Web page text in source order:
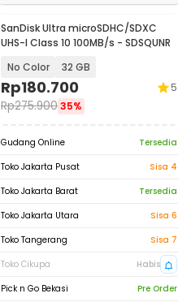
SanDisk Ultra microSDHC/SDXC
UHS-I Class 10 100MB/s - SDSQUNR
No Color
32 GB
Rp180.700
Rp275.90035%
5
Gudang Online
Tersedia
Toko Jakarta Pusat
Sisa 4
Toko Jakarta Barat
Tersedia
Toko Jakarta Utara
Sisa 6
Toko Tangerang
Sisa 7
Toko Cikupa
Habis
Pick n Go Bekasi
Pre Order